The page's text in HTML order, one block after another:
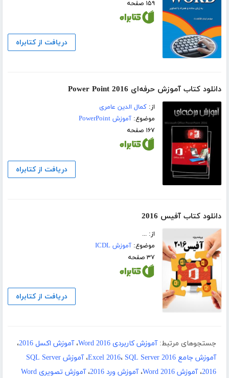
۱۵۹ صفحه
دریافت از کتابراه
دانلود کتاب آموزش حرفه‌ای Power Point 2016
از:کمال الدین عامری
موضوع:آموزش PowerPoint
۱۶۷ صفحه
دریافت از کتابراه
دانلود کتاب آفیس 2016
از: ...
موضوع:آموزش ICDL
۳۷ صفحه
دریافت از کتابراه
جستجوهای مرتبط: آموزش کاربردی Word 2016 ،آموزش اکسل 2016
،
آموزش جامع Excel 2016
، SQL Server 2016 ،
آموزش SQL Server
2016،آموزش Word 2016 ،آموزش ورد 2016 ،
آموزش تصویری Word